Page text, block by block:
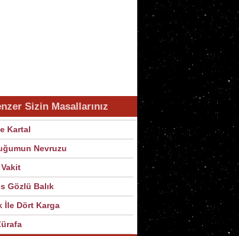
Sizin Masallarınız
Kartal
Nevruzu
Vakit
Gözlü Balık
İle Dört Karga